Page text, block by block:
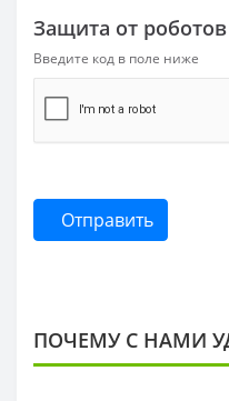
Защита от роботов
Введите код в поле ниже
Отправить
ПОЧЕМУ С НАМИ